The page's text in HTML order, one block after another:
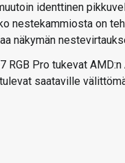
identtinen
nestekammiosta on
näkymän
RGB Pro tukevat
saataville